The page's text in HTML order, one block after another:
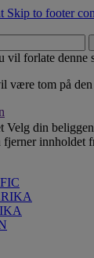
Skip to footer
vil forlate denne
være tom på
Velg din
innholdet